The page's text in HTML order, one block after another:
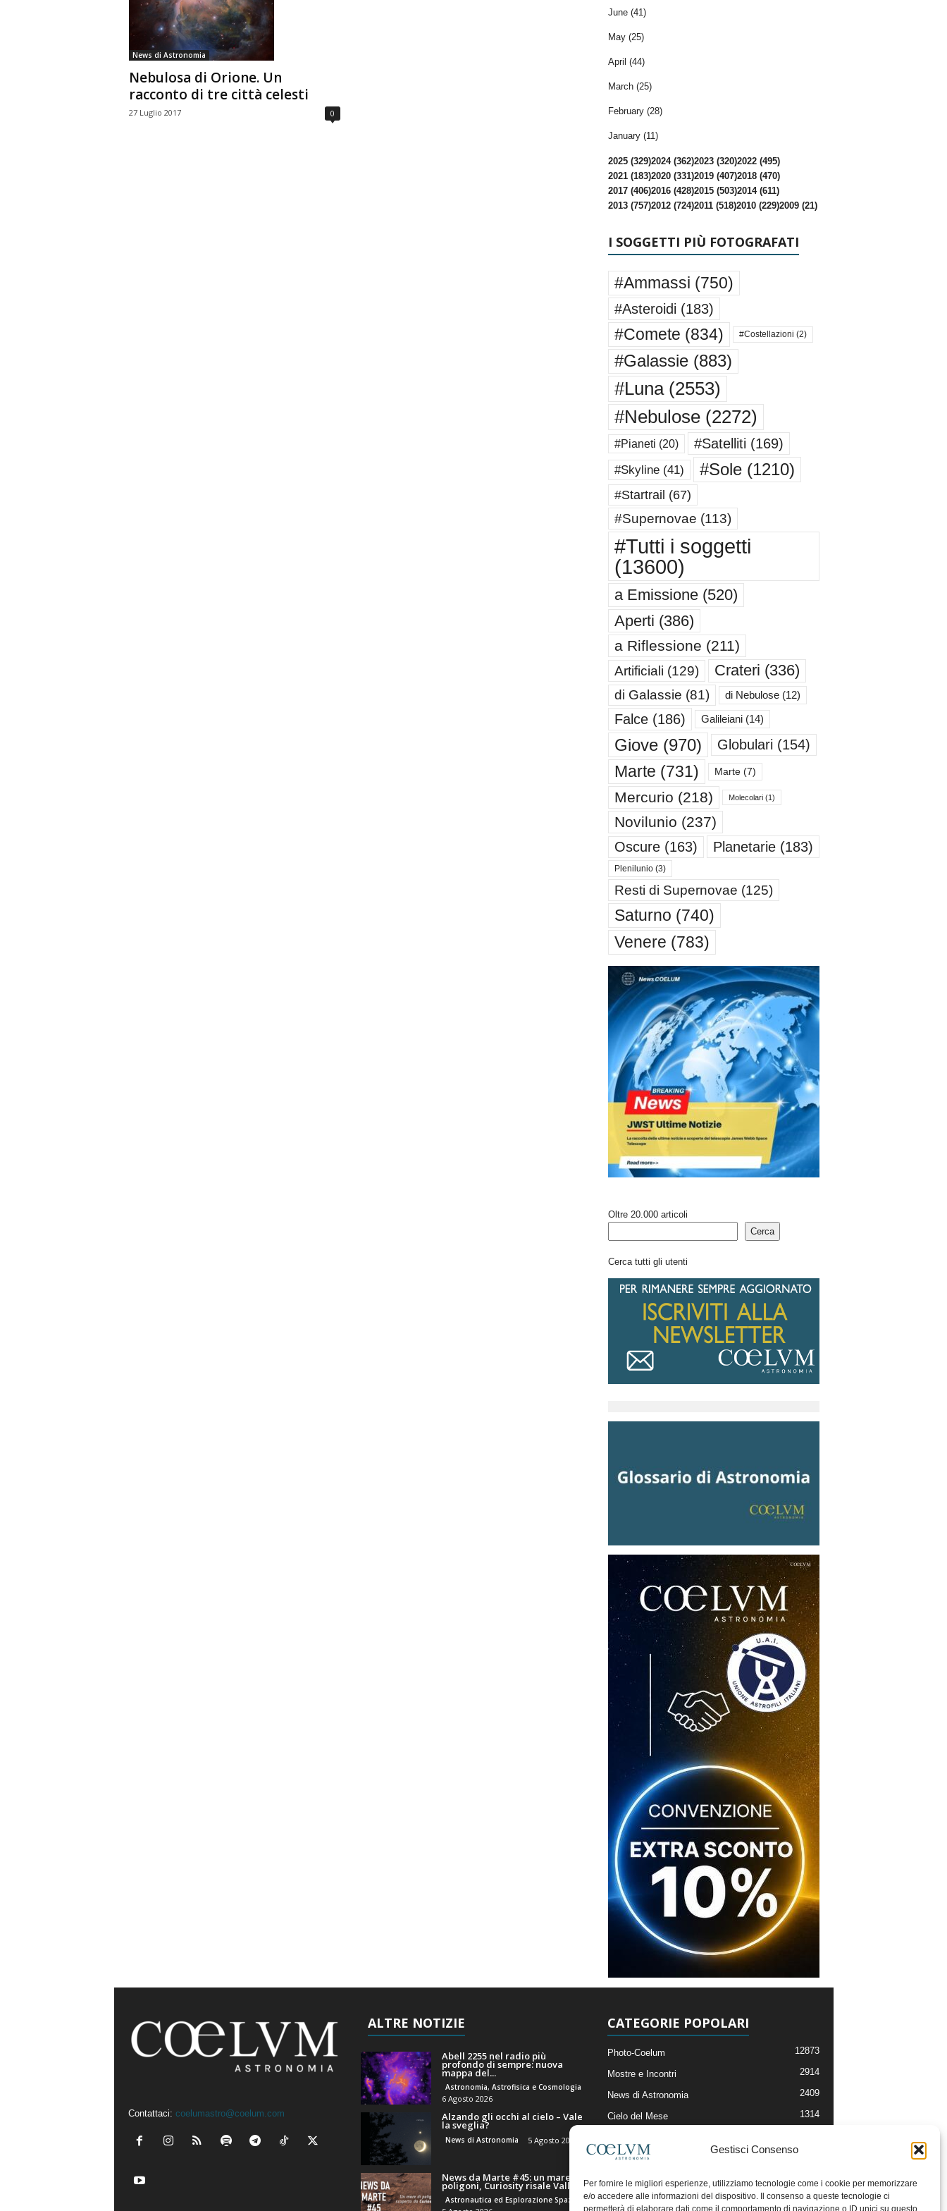
Gestisci Consenso
Per fornire le migliori esperienze, utilizziamo tecnologie come i cookie per memorizzare
e/o accedere alle informazioni del dispositivo. Il consenso a queste tecnologie ci
permetterà di elaborare dati come il comportamento di navigazione o ID unici su questo
o
m
i
a
News di Astronomia
Nebulosa di Orione. Un
racconto di tre città celesti
27 Luglio 2017 0
June (41)
May (25)
April (44)
March (25)
February (28)
January (11)
2025 (329)2024 (362)2023 (320)2022 (495)
2021 (183)2020 (331)2019 (407)2018 (470)
2017 (406)2016 (428)2015 (503)2014 (611)
2013 (757)2012 (724)2011 (518)2010 (229)2009 (21)
I SOGGETTI PIÙ FOTOGRAFATI
#Ammassi (750)
#Asteroidi (183)
#Comete (834) #Costellazioni (2)
#Galassie(883)
#Luna(2553)
#Nebulose(2272)
#Pianeti (20) #Satelliti (169)
#Skyline(41) #Sole(1210)
#Startrail (67)
#Supernovae (113)
#Tutti i soggetti
(13600)
a Emissione(520)
Aperti (386)
a Riflessione (211)
Artificiali (129) Crateri (336)
di Galassie (81) di Nebulose(12)
Falce(186) Galileiani(14)
Giove(970) Globulari (154)
Marte (731) Marte(7)
Mercurio (218) Molecolari(1)
Novilunio (237)
Oscure(163) Planetarie(183)
Plenilunio(3)
Resti di Supernovae (125)
Saturno (740)
Venere (783)
Oltre 20.000 articoli
Cerca
Cerca tutti gli utenti
Contattaci: coelumastro@coelum.com
ALTRE NOTIZIE
Abell 2255 nel radio più
profondo di sempre: nuova
mappa del...
Astronomia, Astrofisica e Cosmologia
6 Agosto 2026
Alzando gli occhi al cielo – Vale
la sveglia?
News di Astronomia 5 Agosto 2026
News da Marte #45: un mare di
poligoni, Curiosity risale Valle...
CATEGORIE POPOLARI
Photo-Coelum 12873
Mostre e Incontri 2914
News di Astronomia 2409
Cielo del Mese 1314
Articoli e Risorse On-Line
Il Blog della Redazione